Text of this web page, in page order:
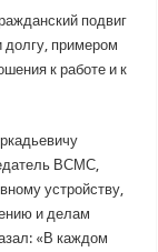
подвиг
долгу, примером
к работе и к
ВСМС,
устройству,
и делам
«В каждом